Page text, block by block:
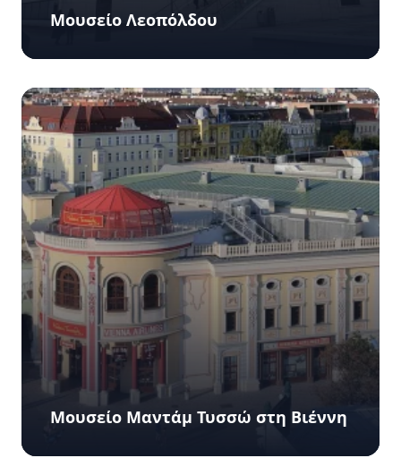
Μουσείο Λεοπόλδου
Μουσείο Μαντάμ Τυσσώ στη Βιέννη